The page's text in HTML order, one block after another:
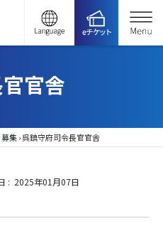
官舎
集›呉鎮守府司令長官官舎
2025年01月07日